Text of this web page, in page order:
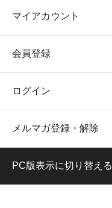
マイアカウント
会員登録
ログイン
メルマガ登録・解除
PC版表示に切り替える